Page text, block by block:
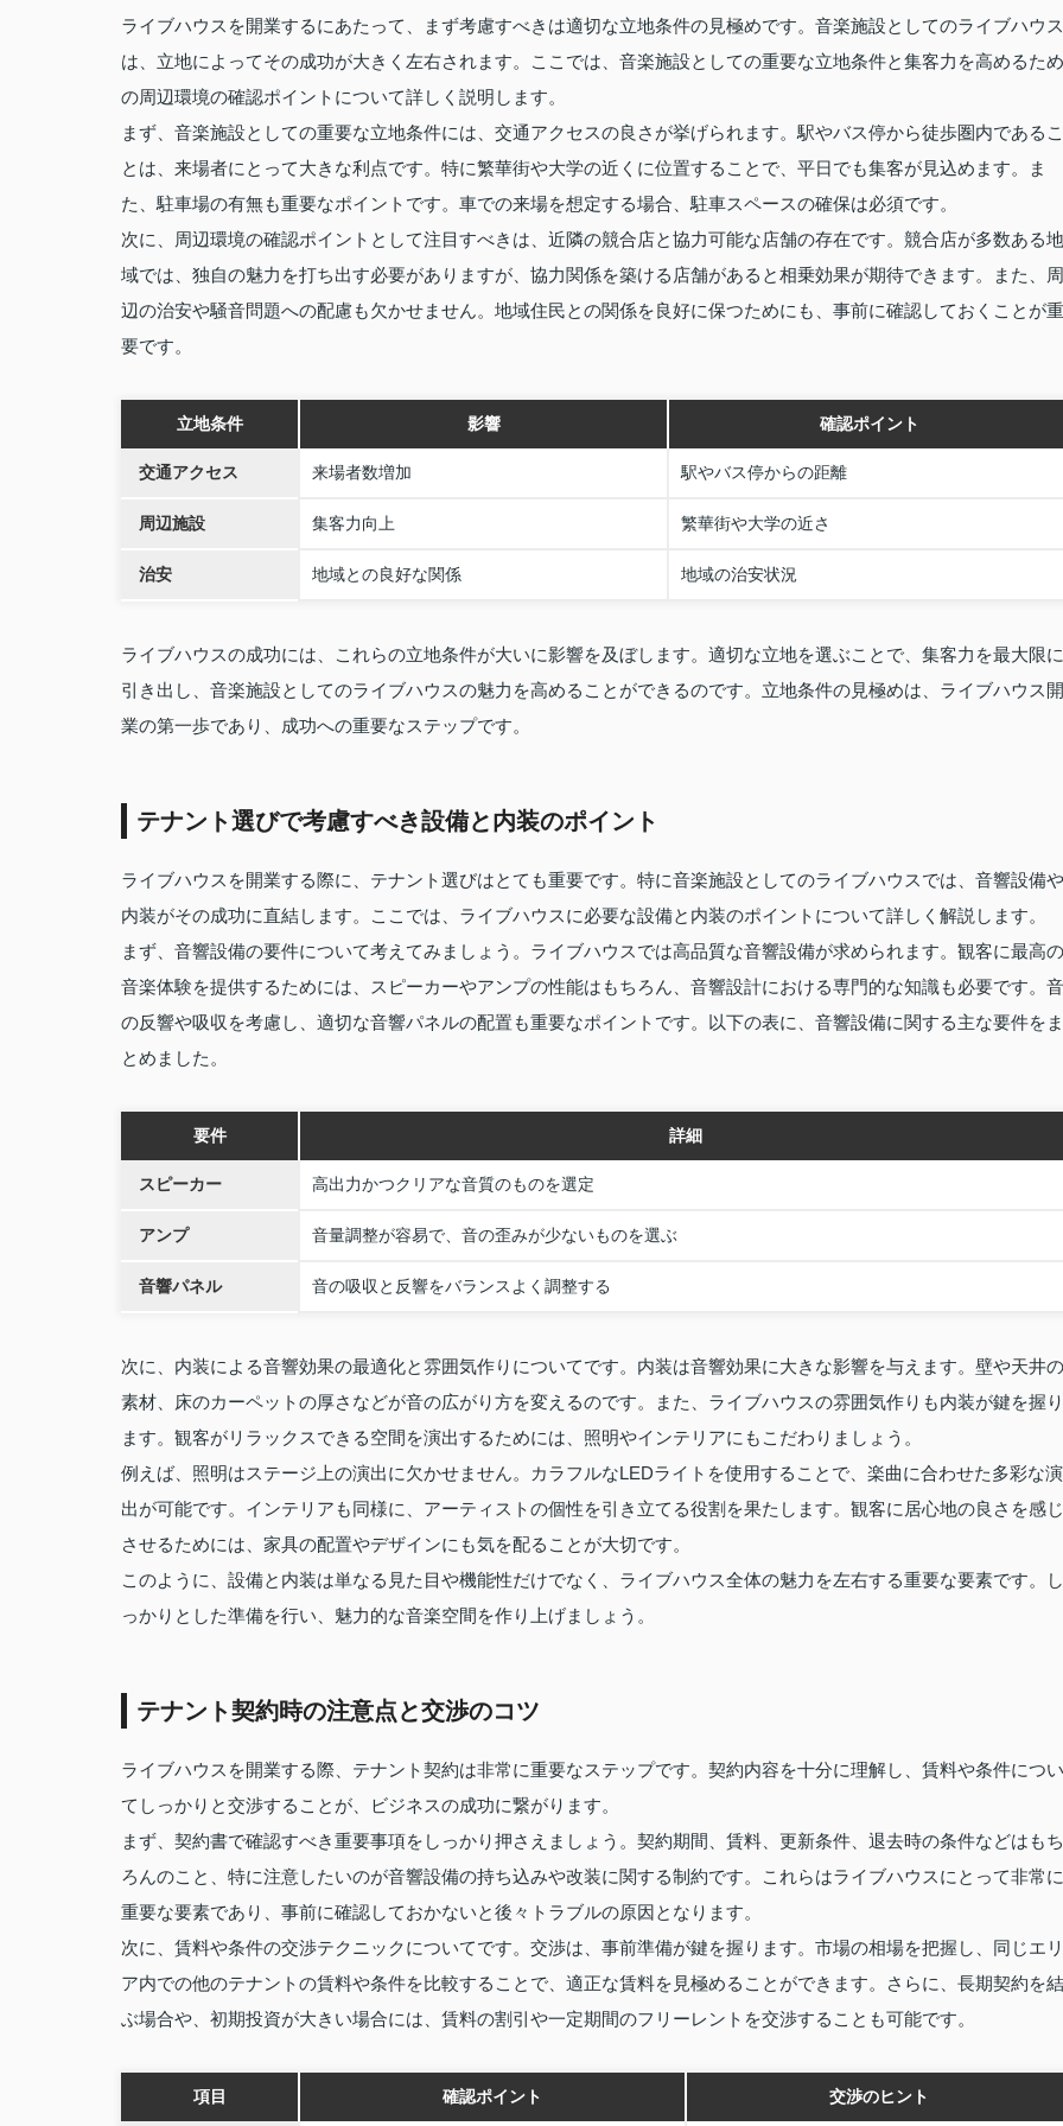
ライブハウスを開業するにあたって、まず考慮すべきは適切な立地条件の見極めです。音楽施設としてのライブハウス
は、立地によってその成功が大きく左右されます。ここでは、音楽施設としての重要な立地条件と集客力を高めるため
の周辺環境の確認ポイントについて詳しく説明します。
まず、音楽施設としての重要な立地条件には、交通アクセスの良さが挙げられます。駅やバス停から徒歩圏内であるこ
とは、来場者にとって大きな利点です。特に繁華街や大学の近くに位置することで、平日でも集客が見込めます。ま
た、駐車場の有無も重要なポイントです。車での来場を想定する場合、駐車スペースの確保は必須です。
次に、周辺環境の確認ポイントとして注目すべきは、近隣の競合店と協力可能な店舗の存在です。競合店が多数ある地
域では、独自の魅力を打ち出す必要がありますが、協力関係を築ける店舗があると相乗効果が期待できます。また、周
辺の治安や騒音問題への配慮も欠かせません。地域住民との関係を良好に保つためにも、事前に確認しておくことが重
要です。
立地条件 影響 確認ポイント
交通アクセス 来場者数増加 駅やバス停からの距離
周辺施設 集客力向上 繁華街や大学の近さ
治安 地域との良好な関係 地域の治安状況
ライブハウスの成功には、これらの立地条件が大いに影響を及ぼします。適切な立地を選ぶことで、集客力を最大限に
引き出し、音楽施設としてのライブハウスの魅力を高めることができるのです。立地条件の見極めは、ライブハウス開
業の第一歩であり、成功への重要なステップです。
テナント選びで考慮すべき設備と内装のポイント
ライブハウスを開業する際に、テナント選びはとても重要です。特に音楽施設としてのライブハウスでは、音響設備や
内装がその成功に直結します。ここでは、ライブハウスに必要な設備と内装のポイントについて詳しく解説します。
まず、音響設備の要件について考えてみましょう。ライブハウスでは高品質な音響設備が求められます。観客に最高の
音楽体験を提供するためには、スピーカーやアンプの性能はもちろん、音響設計における専門的な知識も必要です。音
の反響や吸収を考慮し、適切な音響パネルの配置も重要なポイントです。以下の表に、音響設備に関する主な要件をま
とめました。
要件 詳細
スピーカー 高出力かつクリアな音質のものを選定
アンプ 音量調整が容易で、音の歪みが少ないものを選ぶ
音響パネル 音の吸収と反響をバランスよく調整する
次に、内装による音響効果の最適化と雰囲気作りについてです。内装は音響効果に大きな影響を与えます。壁や天井の
素材、床のカーペットの厚さなどが音の広がり方を変えるのです。また、ライブハウスの雰囲気作りも内装が鍵を握り
ます。観客がリラックスできる空間を演出するためには、照明やインテリアにもこだわりましょう。
例えば、照明はステージ上の演出に欠かせません。カラフルなLEDライトを使用することで、楽曲に合わせた多彩な演
出が可能です。インテリアも同様に、アーティストの個性を引き立てる役割を果たします。観客に居心地の良さを感じ
させるためには、家具の配置やデザインにも気を配ることが大切です。
このように、設備と内装は単なる見た目や機能性だけでなく、ライブハウス全体の魅力を左右する重要な要素です。し
っかりとした準備を行い、魅力的な音楽空間を作り上げましょう。
テナント契約時の注意点と交渉のコツ
ライブハウスを開業する際、テナント契約は非常に重要なステップです。契約内容を十分に理解し、賃料や条件につい
てしっかりと交渉することが、ビジネスの成功に繋がります。
まず、契約書で確認すべき重要事項をしっかり押さえましょう。契約期間、賃料、更新条件、退去時の条件などはもち
ろんのこと、特に注意したいのが音響設備の持ち込みや改装に関する制約です。これらはライブハウスにとって非常に
重要な要素であり、事前に確認しておかないと後々トラブルの原因となります。
次に、賃料や条件の交渉テクニックについてです。交渉は、事前準備が鍵を握ります。市場の相場を把握し、同じエリ
ア内での他のテナントの賃料や条件を比較することで、適正な賃料を見極めることができます。さらに、長期契約を結
ぶ場合や、初期投資が大きい場合には、賃料の割引や一定期間のフリーレントを交渉することも可能です。
項目 確認ポイント 交渉のヒント